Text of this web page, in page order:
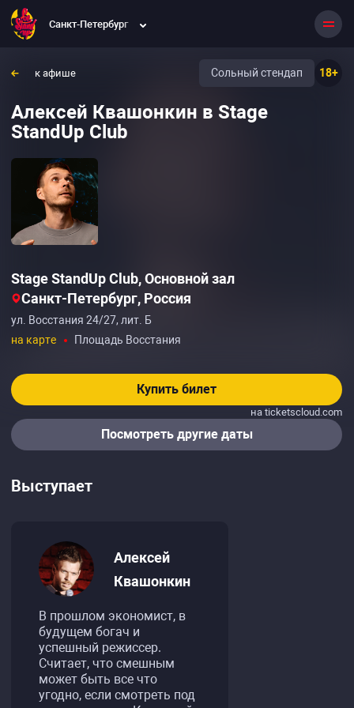
Санкт-Петербург
к афише 18+
Сольный стендап
Алексей Квашонкин в Stage
StandUp Club
Stage StandUp Club, Основной зал
Санкт-Петербург, Россия
ул. Восстания 24/27, лит. Б
на карте
Площадь Восстания
Купить билет
на ticketscloud.com
Посмотреть другие даты
Выступает
Алексей
Квашонкин
В прошлом экономист, в
будущем богач и
успешный режиссер.
Считает, что смешным
может быть все что
угодно, если смотреть под